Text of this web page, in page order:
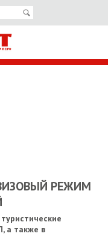
РЕЖИМ
а также в